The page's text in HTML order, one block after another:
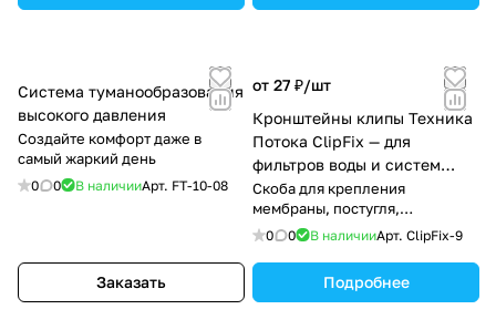
Система туманообразования
высокого давления
Создайте комфорт даже в
самый жаркий день
0 0 В наличииАрт. FT-10-08
Заказать
от 27 ₽/шт
Кронштейны клипы Техника
Потока ClipFix — для
фильтров воды и систем
осмоса.
Скоба для крепления
мембраны, постугля,
минерализатора, любых систем
0 0 В наличииАрт. ClipFix-9
Подробнее